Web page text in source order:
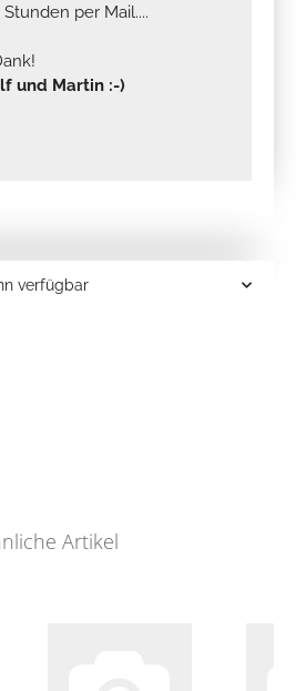
per Mail....
und Martin :-)
verfügbar
Artikel